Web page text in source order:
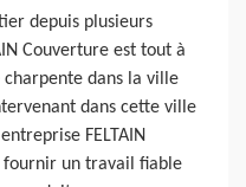
depuis plusieurs
Couverture est tout à
dans la ville
dans cette ville
FELTAIN
fournir un travail fiable